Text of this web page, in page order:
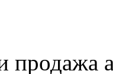
продажа